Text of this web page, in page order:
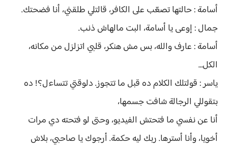
أسامة : حالتها تصعّب على الكافر، قالتلي طلقني، أنا فضحتك.
جمال : إوعى يا أسامة، البت مالهاش ذنب.
أسامة : عارف والله، بس مش هنكر، قلبي اتزلزل من مكانه،
الكل…
ياسر : قولتلك الكلام ده قبل ما تتجوز. دلوقتي تتساءل؟! ده
بتقوللي الرجالة شافت جسمها،
أنا عن نفسي ما فتحتش الفيديو، وحتى لو فتحته دي مرات
أخويا، وأنا أسترها. ربك ليه حكمة. أرجوك يا صاحبي، بلاش